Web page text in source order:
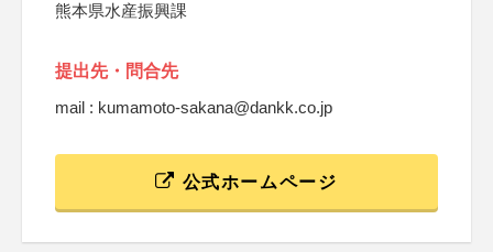
熊本県水産振興課
提出先・問合先
mail : kumamoto-sakana@dankk.co.jp
公式ホームページ